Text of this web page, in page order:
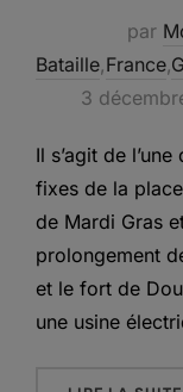
par
Bataille,France,
Publié
3
Il s’agit de
fixes de la
de Mardi Gras
prolongement
et le fort de
une usine